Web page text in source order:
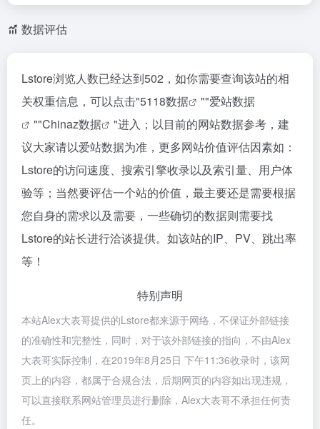
数据评估
Lstore浏览人数已经达到502，如你需要查询该站的相
关权重信息，可以点击"5118数据 ""爱站数据
""Chinaz数据
"进入；以目前的网站数据参考，建
议大家请以爱站数据为准，更多网站价值评估因素如：
Lstore的访问速度、搜索引擎收录以及索引量、用户体
验等；当然要评估一个站的价值，最主要还是需要根据
您自身的需求以及需要，一些确切的数据则需要找
Lstore的站长进行洽谈提供。如该站的IP、PV、跳出率
等！
特别声明
本站Alex大表哥提供的Lstore都来源于网络，不保证外部链接
的准确性和完整性，同时，对于该外部链接的指向，不由Alex
大表哥实际控制，在2019年8月25日 下午11:36收录时，该网
页上的内容，都属于合规合法，后期网页的内容如出现违规，
可以直接联系网站管理员进行删除，Alex大表哥不承担任何责
任。